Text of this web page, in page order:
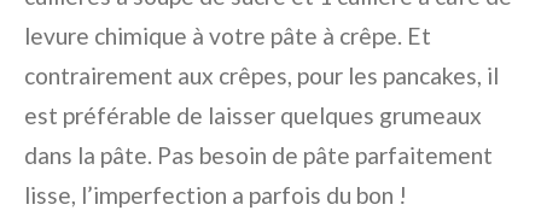
levure chimique à votre pâte à crêpe. Et
contrairement aux crêpes, pour les pancakes, il
est préférable de laisser quelques grumeaux
dans la pâte. Pas besoin de pâte parfaitement
lisse, l’imperfection a parfois du bon !